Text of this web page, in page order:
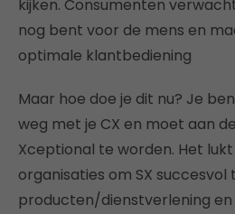
kijken. Consumenten
nog bent voor de mens en
optimale klantbediening
Maar hoe doe je dit nu? Je
weg met je CX en moet aan
Xceptional te worden. Het
organisaties om SX succesvol
producten/dienstverlening en